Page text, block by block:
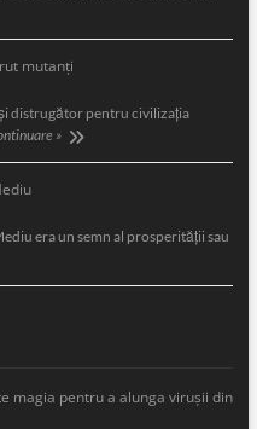
mutanți
distrugător pentru civilizația
»
era un semn al prosperităţii sau
magia pentru a alunga viruşii din